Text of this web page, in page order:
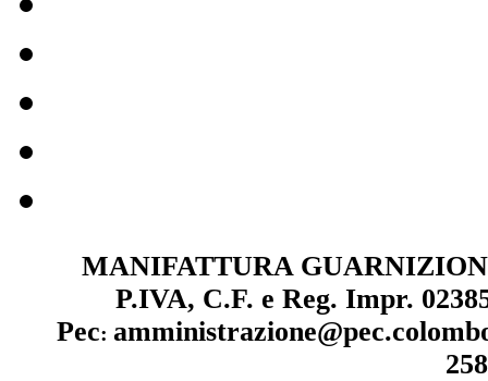
MANIFATTURA
P.IVA, C.F. e Reg. Impr.
Pec: